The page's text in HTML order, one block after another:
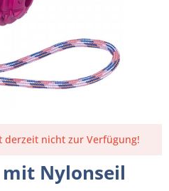
derzeit nicht zur Verfügung!
Nylonseil